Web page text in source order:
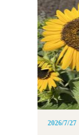
2026/7/27